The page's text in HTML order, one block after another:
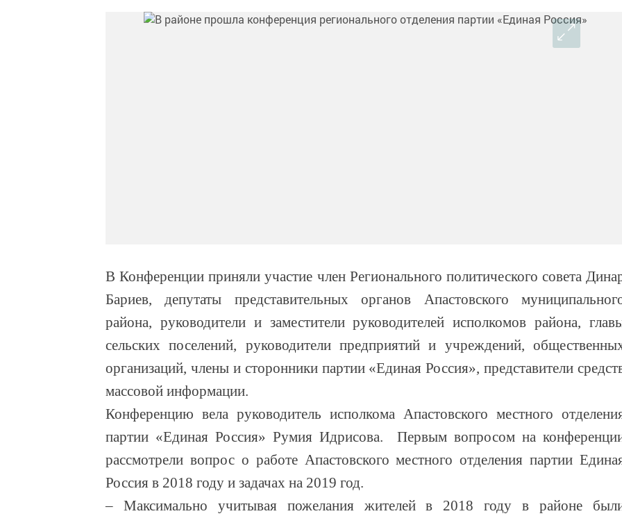
В Конференции приняли участие член Регионального политического совета
Бариев, депутаты представительных органов Апастовского
района, руководители и заместители руководителей исполкомов района,
сельских поселений, руководители предприятий и учреждений,
организаций, члены и сторонники партии «Единая Россия», представители
массовой информации.
Конференцию вела руководитель исполкома Апастовского местного
партии «Единая Россия» Румия Идрисова. Первым вопросом на
рассмотрели вопрос о работе Апастовского местного отделения партии
Россия в 2018 году и задачах на 2019 год.
– Максимально учитывая пожелания жителей в 2018 году в районе